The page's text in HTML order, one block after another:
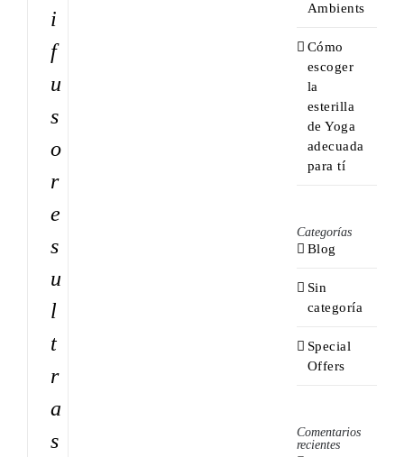
i
f
u
s
o
r
e
s
u
l
t
r
a
s
Ambients
Cómo
escoger
la
esterilla
de Yoga
adecuada
para tí
Categorías
Blog
Sin
categoría
Special
Offers
Comentarios
recientes